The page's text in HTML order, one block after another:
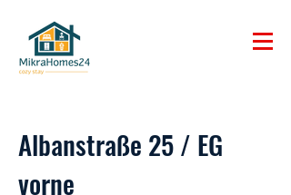
Albanstraße 25 / EG
vorne